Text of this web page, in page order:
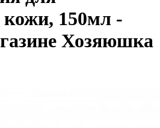
150мл -
Хозяюшка